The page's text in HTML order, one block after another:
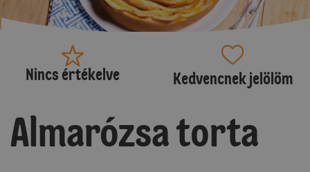
Nincs értékelve Kedvencnek jelölöm
Almarózsa torta